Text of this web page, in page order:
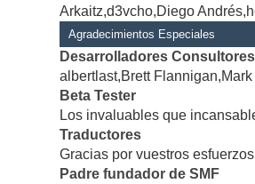
Arkaitz,d3vcho,Diego
Agradecimientos Especiales
Desarrolladores Consultores
albertlast,Brett
Beta Tester
Los invaluables que
Traductores
Gracias por vuestros
Padre fundador de SMF